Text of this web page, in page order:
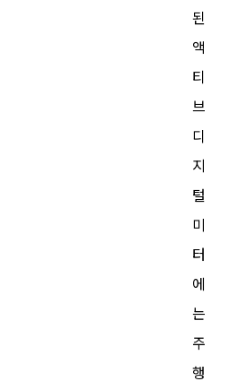
된
액
티
브
디
지
털
미
터
에
는
주
행